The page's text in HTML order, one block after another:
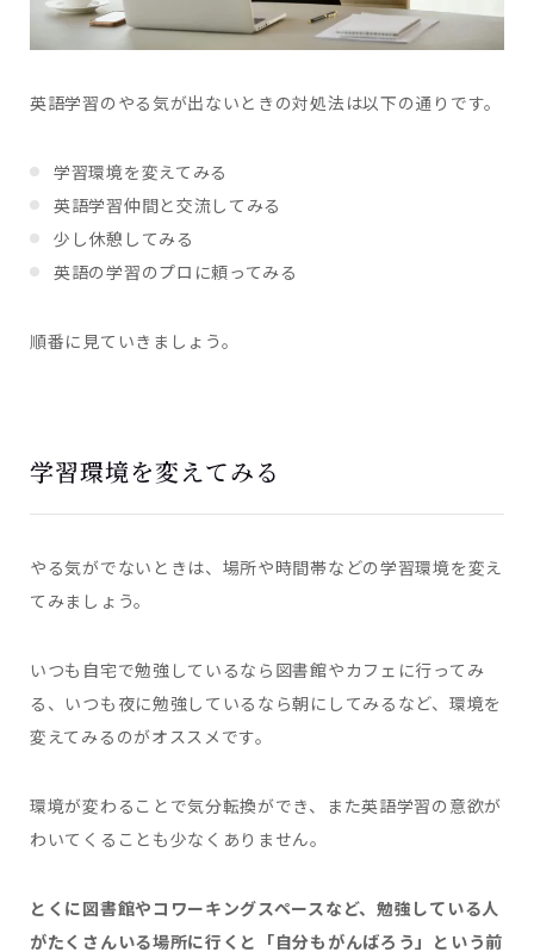
英語学習のやる気が出ないときの対処法は以下の通りです。
学習環境を変えてみる
英語学習仲間と交流してみる
少し休憩してみる
英語の学習のプロに頼ってみる
順番に見ていきましょう。
学習環境を変えてみる
やる気がでないときは、場所や時間帯などの学習環境を変え
てみましょう。
いつも自宅で勉強しているなら図書館やカフェに行ってみ
る、いつも夜に勉強しているなら朝にしてみるなど、環境を
変えてみるのがオススメです。
環境が変わることで気分転換ができ、また英語学習の意欲が
わいてくることも少なくありません。
とくに図書館やコワーキングスペースなど、勉強している人
がたくさんいる場所に行くと「自分もがんばろう」という前